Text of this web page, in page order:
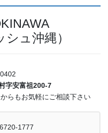
ュ沖縄）
字安富祖200-7
からもお気軽にご相談下さい
1777